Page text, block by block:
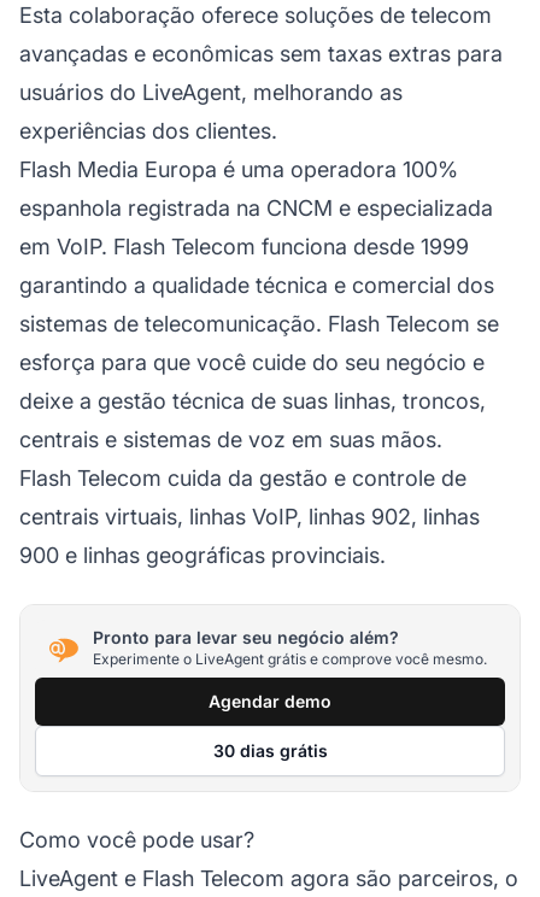
Esta colaboração oferece soluções de telecom
avançadas e econômicas sem taxas extras para
usuários do LiveAgent, melhorando as
experiências dos clientes.
Flash Media Europa é uma operadora 100%
espanhola registrada na CNCM e especializada
em VoIP. Flash Telecom funciona desde 1999
garantindo a qualidade técnica e comercial dos
sistemas de telecomunicação. Flash Telecom se
esforça para que você cuide do seu negócio e
deixe a gestão técnica de suas linhas, troncos,
centrais e sistemas de voz em suas mãos.
Flash Telecom cuida da gestão e controle de
centrais virtuais, linhas VoIP, linhas 902, linhas
900 e linhas geográficas provinciais.
Pronto para levar seu negócio além?
Experimente o LiveAgent grátis e comprove você mesmo.
Agendar demo
30 dias grátis
Como você pode usar?
LiveAgent e Flash Telecom agora são parceiros, o